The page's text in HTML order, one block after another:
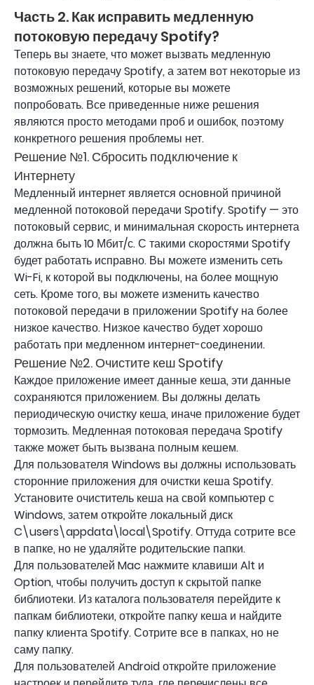
Часть 2. Как исправить медленную
потоковую передачу Spotify?
Теперь вы знаете, что может вызвать медленную
потоковую передачу Spotify, а затем вот некоторые из
возможных решений, которые вы можете
попробовать. Все приведенные ниже решения
являются просто методами проб и ошибок, поэтому
конкретного решения проблемы нет.
Решение №1. Сбросить подключение к
Интернету
Медленный интернет является основной причиной
медленной потоковой передачи Spotify. Spotify — это
потоковый сервис, и минимальная скорость интернета
должна быть 10 Мбит/с. С такими скоростями Spotify
будет работать исправно. Вы можете изменить сеть
Wi-Fi, к которой вы подключены, на более мощную
сеть. Кроме того, вы можете изменить качество
потоковой передачи в приложении Spotify на более
низкое качество. Низкое качество будет хорошо
работать при медленном интернет-соединении.
Решение №2. Очистите кеш Spotify
Каждое приложение имеет данные кеша, эти данные
сохраняются приложением. Вы должны делать
периодическую очистку кеша, иначе приложение будет
тормозить. Медленная потоковая передача Spotify
также может быть вызвана полным кешем.
Для пользователя Windows вы должны использовать
сторонние приложения для очистки кеша Spotify.
Установите очиститель кеша на свой компьютер с
Windows, затем откройте локальный диск
C\users\appdata\local\Spotify. Оттуда сотрите все
в папке, но не удаляйте родительские папки.
Для пользователей Mac нажмите клавиши Alt и
Option, чтобы получить доступ к скрытой папке
библиотеки. Из каталога пользователя перейдите к
папкам библиотеки, откройте папку кеша и найдите
папку клиента Spotify. Сотрите все в папках, но не
саму папку.
Для пользователей Android откройте приложение